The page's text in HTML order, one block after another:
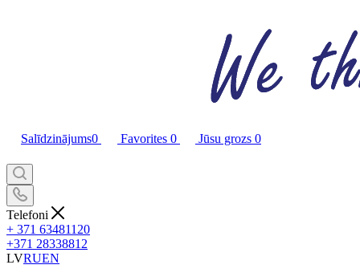
Salīdzinājums0 Favorites 0 Jūsu grozs 0
Telefoni
+ 371 63481120
+371 28338812
LVRUEN